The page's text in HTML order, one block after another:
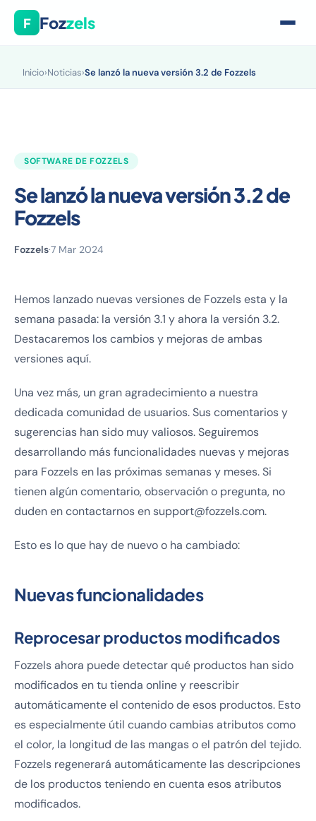
F Fozzels
Inicio›Noticias›Se lanzó la nueva versión 3.2 de Fozzels
SOFTWARE DE FOZZELS
Se lanzó la nueva versión 3.2 de
Fozzels
Fozzels·7 Mar 2024
Hemos lanzado nuevas versiones de Fozzels esta y la
semana pasada: la versión 3.1 y ahora la versión 3.2.
Destacaremos los cambios y mejoras de ambas
versiones aquí.
Una vez más, un gran agradecimiento a nuestra
dedicada comunidad de usuarios. Sus comentarios y
sugerencias han sido muy valiosos. Seguiremos
desarrollando más funcionalidades nuevas y mejoras
para Fozzels en las próximas semanas y meses. Si
tienen algún comentario, observación o pregunta, no
duden en contactarnos en support@fozzels.com.
Esto es lo que hay de nuevo o ha cambiado:
Nuevas funcionalidades
Reprocesar productos modificados
Fozzels ahora puede detectar qué productos han sido
modificados en tu tienda online y reescribir
automáticamente el contenido de esos productos. Esto
es especialmente útil cuando cambias atributos como
el color, la longitud de las mangas o el patrón del tejido.
Fozzels regenerará automáticamente las descripciones
de los productos teniendo en cuenta esos atributos
modificados.